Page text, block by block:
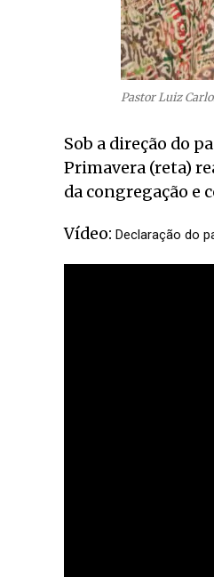
Pastor Luiz
Sob a direção do
Primavera (reta)
da congregação e
Vídeo: Declaração do